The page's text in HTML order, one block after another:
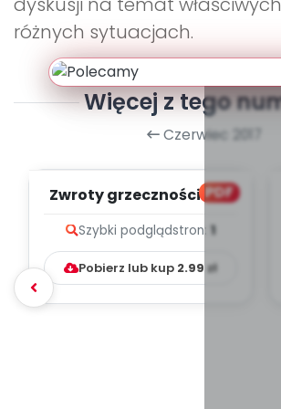
różnych sytuacjach.
Więcej z tego
Czerwiec 2017
PDF
Zwroty grzecznościowe
Szybki podglądstron: 1
Pobierz lub kup 2.99 zł